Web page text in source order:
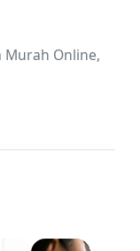
Murah Online,